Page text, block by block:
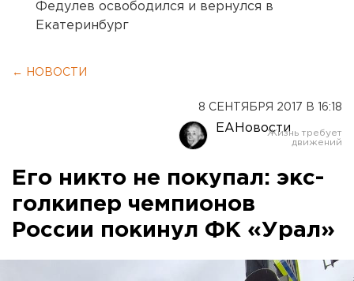
Федулев освободился и вернулся в
Екатеринбург
← НОВОСТИ
8 СЕНТЯБРЯ 2017 В 16:18
ЕАНовости
Его никто не покупал: экс-
голкипер чемпионов
России покинул ФК «Урал»